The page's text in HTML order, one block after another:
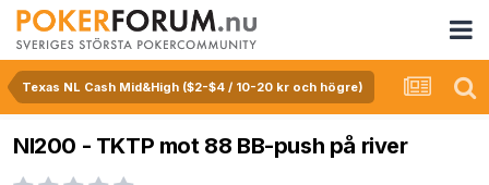
Texas NL Cash Mid&High ($2-$4 / 10-20 kr och högre)
Nl200 - TKTP mot 88 BB-push på river